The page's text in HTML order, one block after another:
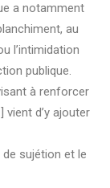
a notamment
au
l’intimidation
publique.
à renforcer
d’y ajouter
de sujétion et le